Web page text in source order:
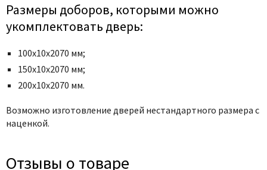
Torex
Tupai
Uberture
Valcomp
Venezia Unique
Viporte
Размеры доборов, которыми можно
укомплектовать дверь:
100х10х2070 мм;
150х10х2070 мм;
200х10х2070 мм.
Возможно изготовление дверей нестандартного размера с
наценкой.
Отзывы о товаре